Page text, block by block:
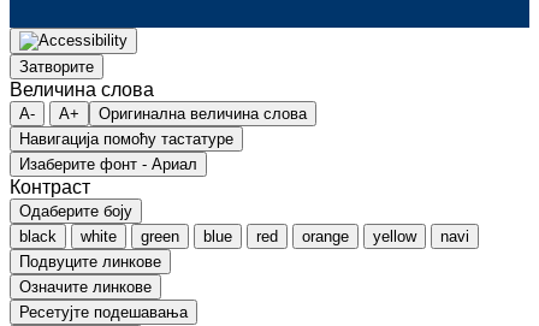
Затворите
Величина слова
A- A+
Оригинална величина слова
Навигација помоћу тастатуре
Изаберите фонт - Ариал
Контраст
Одаберите боју
black
white green blue red orange yellow
navi
Подвуците линкове
Означите линкове
Ресетујте подешавања